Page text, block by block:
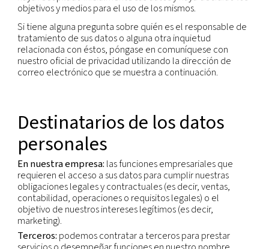
Este aviso de privacidad se aplica a la
que obtenemos a través de nuestras actividades
empresariales normales, tanto online como
decir, su recopilación en relación con las ventas y
marketing, el compromiso con socios y
nuestro sitio web de empleo, que está sujeto al
privacidad del solicitante.
Responsable del
El responsable de sus datos es la empresa del
haya recopilado inicialmente sus datos y haya
objetivos y medios para el uso de los mismos.